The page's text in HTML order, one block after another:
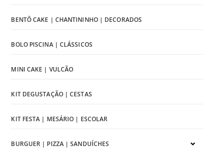
BENTÔ CAKE | CHANTININHO | DECORADOS
BOLO PISCINA | CLÁSSICOS
MINI CAKE | VULCÃO
KIT DEGUSTAÇÃO | CESTAS
KIT FESTA | MESÁRIO | ESCOLAR
BURGUER | PIZZA | SANDUÍCHES